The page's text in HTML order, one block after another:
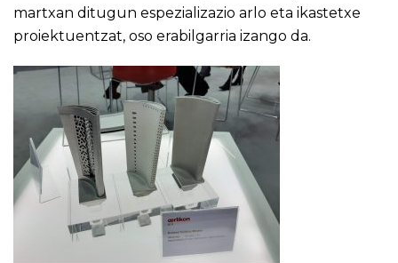
martxan ditugun espezializazio arlo eta ikastetxe
proiektuentzat, oso erabilgarria izango da.